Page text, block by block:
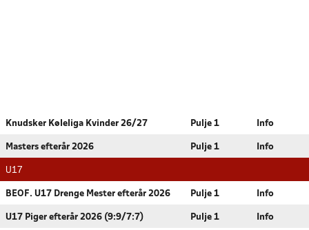
Knudsker Køleliga Kvinder 26/27 Pulje 1 Info
Masters efterår 2026 Pulje 1 Info
U17
BEOF. U17 Drenge Mester efterår 2026 Pulje 1 Info
U17 Piger efterår 2026 (9:9/7:7) Pulje 1 Info